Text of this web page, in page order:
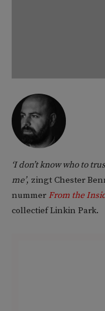
‘I don’t know who to
me’, zingt Chester
nummer From the
collectief Linkin Park.